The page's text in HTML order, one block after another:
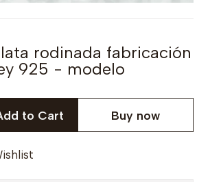
rodinada fabricación
925 - modelo
to Cart Buy now